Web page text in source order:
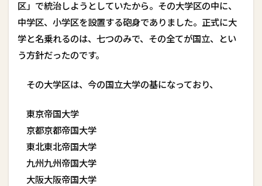
区」で統治しようとしていたから。その大学区の中に、
中学区、小学区を設置する砲身でありました。正式に大
学と名乗れるのは、七つのみで、その全てが国立、とい
う方針だったのです。
その大学区は、今の国立大学の基になっており、
東京――帝国大学
京都――京都帝国大学
東北――東北帝国大学
九州――九州帝国大学
大阪――大阪帝国大学